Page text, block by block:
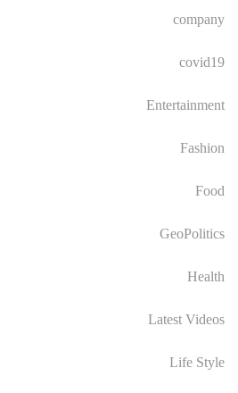
company
covid19
Entertainment
Fashion
Food
GeoPolitics
Health
Latest Videos
Life Style